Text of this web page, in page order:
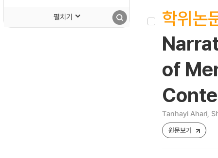
펼치기 학위논
of
Tanhayi Ahari,
원문보기